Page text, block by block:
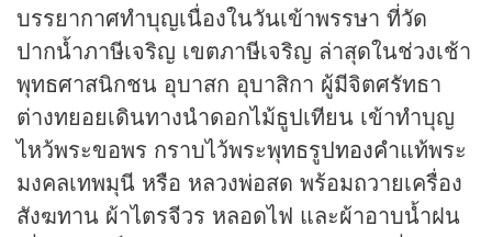
บรรยากาศทำบุญเนื่องในวันเข้าพรรษา ที่วัด
ปากน้ำภาษีเจริญ เขตภาษีเจริญ ล่าสุดในช่วงเช้า
พุทธศาสนิกชน อุบาสก อุบาสิกา ผู้มีจิตศรัทธา
ต่างทยอยเดินทางนำดอกไม้ธูปเทียน เข้าทำบุญ
ไหว้พระขอพร กราบไว้พระพุทธรูปทองคำแท้พระ
มงคลเทพมุนี หรือ หลวงพ่อสด พร้อมถวายเครื่อง
สังฆทาน ผ้าไตรจีวร หลอดไฟ และผ้าอาบน้ำฝน